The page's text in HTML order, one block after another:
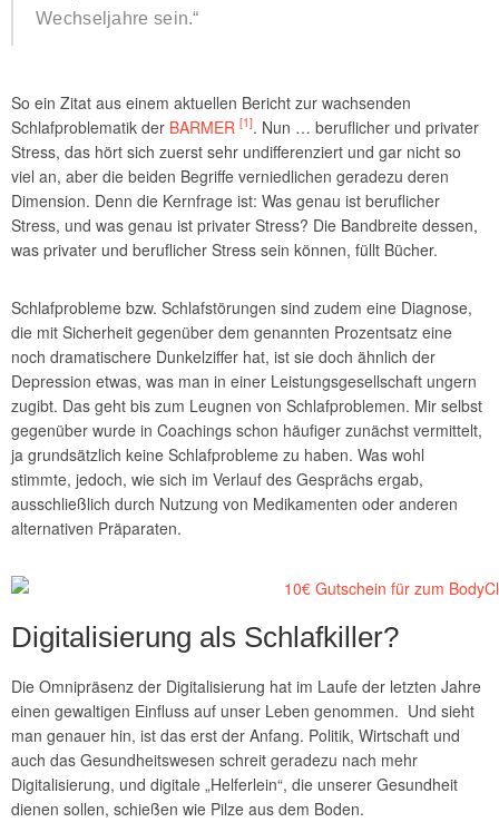
Wechseljahre sein.“
So ein Zitat aus einem aktuellen Bericht zur wachsenden
Schlafproblematik der BARMER [1]. Nun … beruflicher und privater
Stress, das hört sich zuerst sehr undifferenziert und gar nicht so
viel an, aber die beiden Begriffe verniedlichen geradezu deren
Dimension. Denn die Kernfrage ist: Was genau ist beruflicher
Stress, und was genau ist privater Stress? Die Bandbreite dessen,
was privater und beruflicher Stress sein können, füllt Bücher.
Schlafprobleme bzw. Schlafstörungen sind zudem eine Diagnose,
die mit Sicherheit gegenüber dem genannten Prozentsatz eine
noch dramatischere Dunkelziffer hat, ist sie doch ähnlich der
Depression etwas, was man in einer Leistungsgesellschaft ungern
zugibt. Das geht bis zum Leugnen von Schlafproblemen. Mir selbst
gegenüber wurde in Coachings schon häufiger zunächst vermittelt,
ja grundsätzlich keine Schlafprobleme zu haben. Was wohl
stimmte, jedoch, wie sich im Verlauf des Gesprächs ergab,
ausschließlich durch Nutzung von Medikamenten oder anderen
alternativen Präparaten.
Digitalisierung als Schlafkiller?
Die Omnipräsenz der Digitalisierung hat im Laufe der letzten Jahre
einen gewaltigen Einfluss auf unser Leben genommen. Und sieht
man genauer hin, ist das erst der Anfang. Politik, Wirtschaft und
auch das Gesundheitswesen schreit geradezu nach mehr
Digitalisierung, und digitale „Helferlein“, die unserer Gesundheit
dienen sollen, schießen wie Pilze aus dem Boden.